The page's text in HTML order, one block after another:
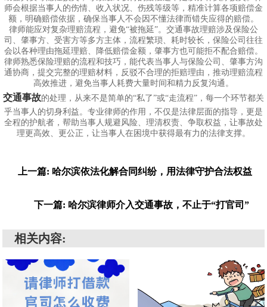
师会根据当事人的伤情、收入状况、伤残等级等，精准计算各项赔偿金
额，明确赔偿依据，确保当事人不会因不懂法律而错失应得的赔偿。
律师能应对复杂理赔流程，避免“被拖延”。交通事故理赔涉及保险公
司、肇事方、受害方等多方主体，流程繁琐、耗时较长，保险公司往往
会以各种理由拖延理赔、降低赔偿金额，肇事方也可能拒不配合赔偿。
律师熟悉保险理赔的流程和技巧，能代表当事人与保险公司、肇事方沟
通协商，提交完整的理赔材料，反驳不合理的拒赔理由，推动理赔流程
高效推进，避免当事人耗费大量时间和精力反复沟通。
交通事故的处理，从来不是简单的“私了”或“走流程”，每一个环节都关
乎当事人的切身利益。专业律师的作用，不仅是法律层面的指导，更是
全程的护航者，帮助当事人规避风险、理清权责、争取权益，让事故处
理更高效、更公正，让当事人在困境中获得最有力的法律支撑。
上一篇: 哈尔滨依法化解合同纠纷，用法律守护合法权益
下一篇: 哈尔滨律师介入交通事故，不止于“打官司”
相关内容: